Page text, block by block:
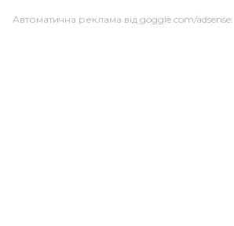
Автоматична реклама від goggle.com/adsense: